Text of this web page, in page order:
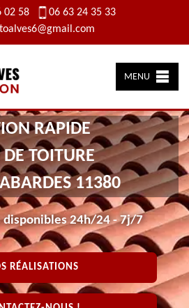
02 58
06 63 24 35 33
MENU
RAPIDE
TOITURE
11380
disponibles 24h/24 - 7j/7
RÉALISATIONS